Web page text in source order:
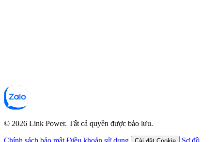
© 2026 Link Power. Tất cả quyền được bảo lưu.
Chính sách bảo mật Điều khoản sử dụng Sơ đồ